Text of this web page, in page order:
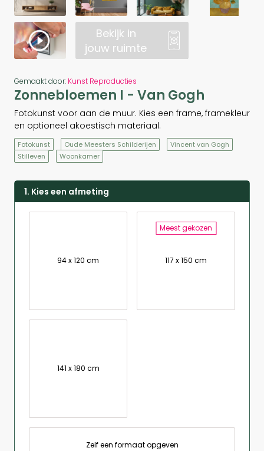
Bekijk in
jouw ruimte
Gemaakt door: Kunst Reproducties
Zonnebloemen I - Van Gogh
Fotokunst voor aan de muur. Kies een frame, framekleur
en optioneel akoestisch materiaal.
Fotokunst Oude Meesters Schilderijen
Vincent van Gogh
Stilleven
Woonkamer
1. Kies een afmeting
94 x 120 cm
Meest gekozen
117 x 150 cm
141 x 180 cm
Zelf een formaat opgeven